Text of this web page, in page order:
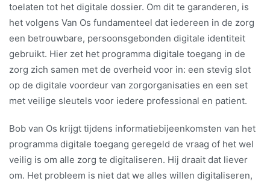
toelaten tot het digitale dossier. Om dit te garanderen, is
het volgens Van Os fundamenteel dat iedereen in de zorg
een betrouwbare, persoonsgebonden digitale identiteit
gebruikt. Hier zet het programma digitale toegang in de
zorg zich samen met de overheid voor in: een stevig slot
op de digitale voordeur van zorgorganisaties en een set
met veilige sleutels voor iedere professional en patient.
Bob van Os krijgt tijdens informatiebijeenkomsten van het
programma digitale toegang geregeld de vraag of het wel
veilig is om alle zorg te digitaliseren. Hij draait dat liever
om. Het probleem is niet dat we alles willen digitaliseren,